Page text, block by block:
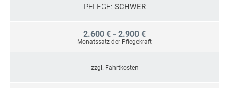
PFLEGE: SCHWER
2.600 € - 2.900 €
Monatssatz der Pflegekraft
zzgl. Fahrtkosten